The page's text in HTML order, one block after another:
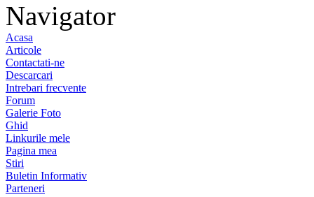
Navigator
Acasa
Articole
Contactati-ne
Descarcari
Intrebari frecvente
Forum
Galerie Foto
Ghid
Linkurile mele
Pagina mea
Stiri
Buletin Informativ
Parteneri